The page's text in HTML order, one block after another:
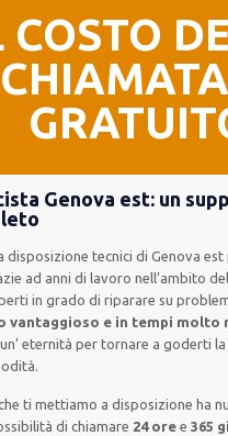
COSTO
CHIAMATA
Genova est: un
disposizionetecnici di Genova est
ad anni di lavoronell’ambito
in grado di riparare su
vantaggioso e in tempi molto
eternità per tornare a goderti la
.
timettiamo a disposizione ha
di chiamare 24 ore e 365